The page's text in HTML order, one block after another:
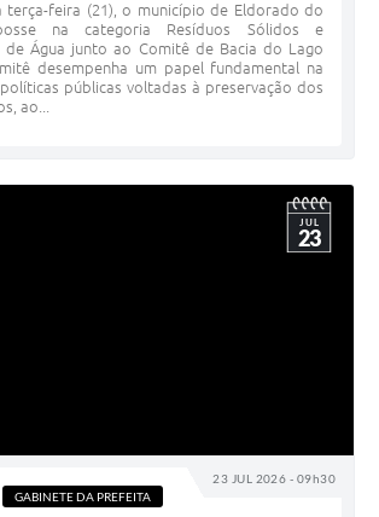
terça-feira (21), o município de Eldorado do
na categoria Resíduos Sólidos e
de Água junto ao Comitê de Bacia do Lago
desempenha um papel fundamental na
públicas voltadas à preservação dos
ao...
23 JUL 2026 - 09h30
JUL
23
GABINETE DA PREFEITA